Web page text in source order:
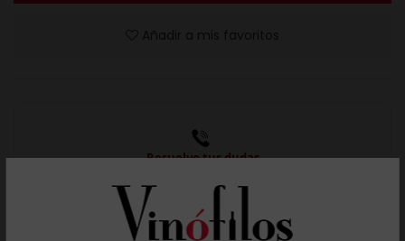
Resuelve tus dudas
Llámanos al teléfono 691 108 942, de lunes a viernes,
no festivos, de 9h a 17h.